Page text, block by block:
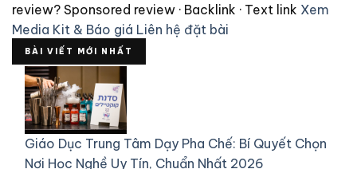
review? Sponsored review · Backlink · Text link Xem
Media Kit & Báo giá Liên hệ đặt bài
BÀI VIẾT MỚI NHẤT
Giáo Dục Trung Tâm Dạy Pha Chế: Bí Quyết Chọn
Nơi Học Nghề Uy Tín, Chuẩn Nhất 2026